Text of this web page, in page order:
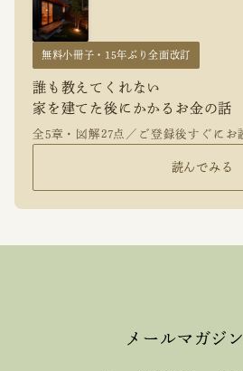
無料小冊子・15年ぶり全面改訂
誰も教えてくれない
家を建てた後にかかるお金の話
全5章・図解27点／ご登録後すぐにお
読んでみる
メールマガジ